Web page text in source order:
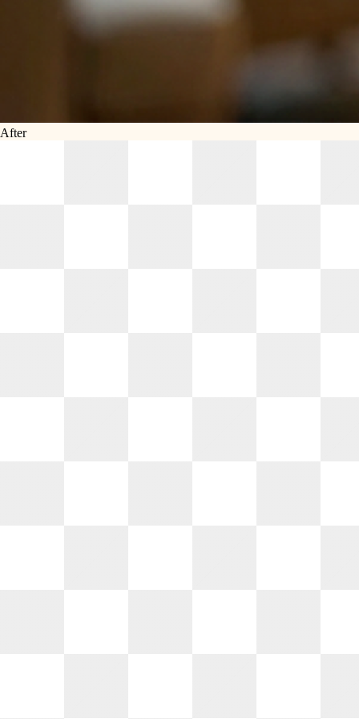
After